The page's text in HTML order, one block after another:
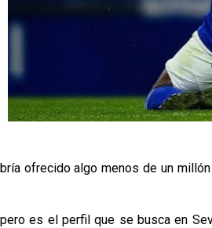
ofrecido algo menos de un
es el perfil que se busca en